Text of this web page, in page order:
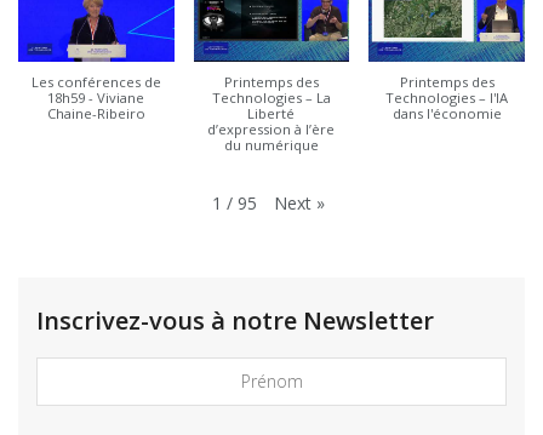
Les conférences de
18h59 - Viviane
Chaine-Ribeiro
Printemps des
Technologies – La
Liberté
d’expression à l’ère
du numérique
Printemps des
Technologies – l'IA
dans l'économie
1 / 95 Next »
Inscrivez-vous à notre Newsletter